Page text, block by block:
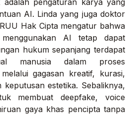
AI. Linda yang juga doktor
Hak Cipta mengatur bahwa
AI tetap dapat
hukum sepanjang terdapat
manusia dalam proses
gagasan kreatif, kurasi,
keputusan estetika. Sebaliknya,
membuat deepfake, voice
gaya khas pencipta tanpa